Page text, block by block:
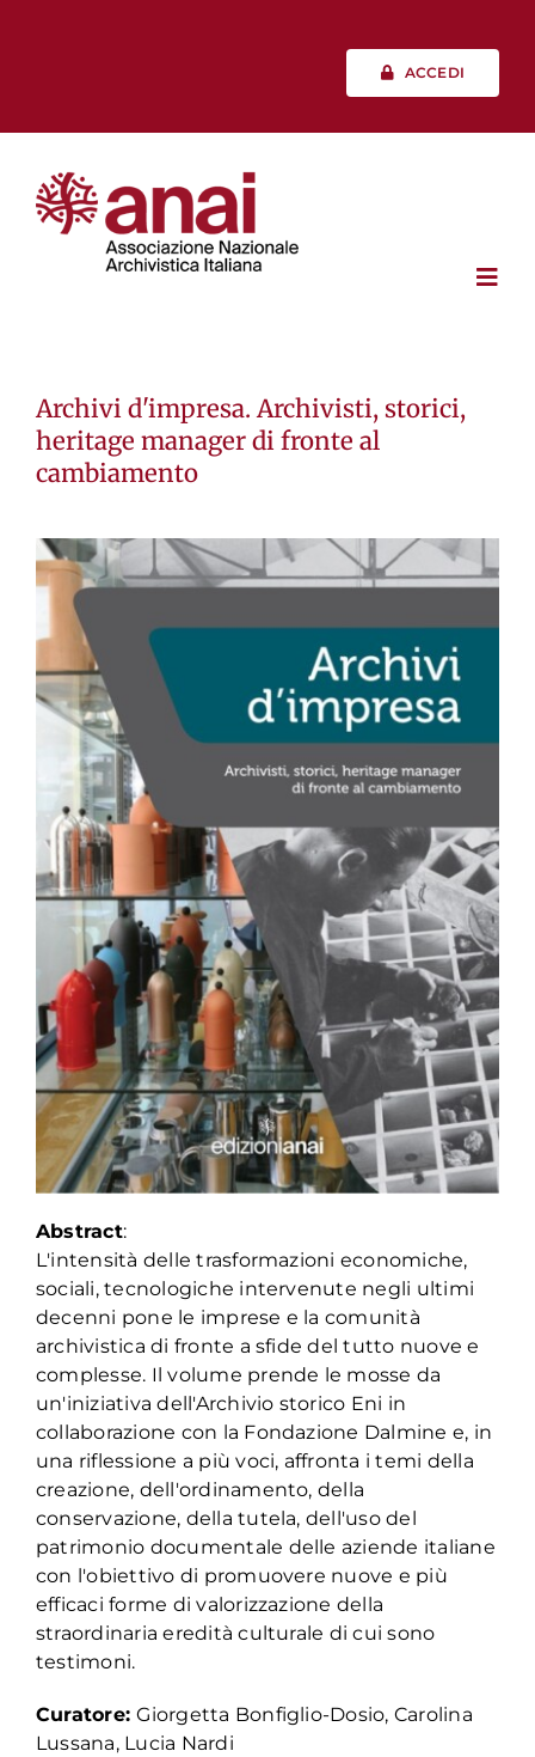
ACCEDI
Vita associativa
Professione
Formazione
Attività editoriale
News
CERCA
PER:
Archivi d'impresa. Archivisti, storici,
heritage manager di fronte al
cambiamento
Abstract:
L'intensità delle trasformazioni economiche,
sociali, tecnologiche intervenute negli ultimi
decenni pone le imprese e la comunità
archivistica di fronte a sfide del tutto nuove e
complesse. Il volume prende le mosse da
un'iniziativa dell'Archivio storico Eni in
collaborazione con la Fondazione Dalmine e, in
una riflessione a più voci, affronta i temi della
creazione, dell'ordinamento, della
conservazione, della tutela, dell'uso del
patrimonio documentale delle aziende italiane
con l'obiettivo di promuovere nuove e più
efficaci forme di valorizzazione della
straordinaria eredità culturale di cui sono
testimoni.
Curatore:Giorgetta Bonfiglio-Dosio, Carolina
Lussana, Lucia Nardi